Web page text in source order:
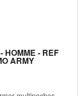
HOMME - REF
ARMY